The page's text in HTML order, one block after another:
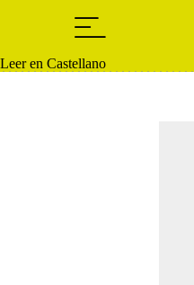
Leer en Castellano